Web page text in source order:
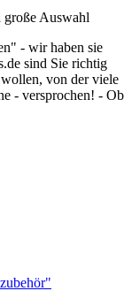
große Auswahl
- wir haben sie
sind Sie richtig
von der viele
- versprochen! - Ob